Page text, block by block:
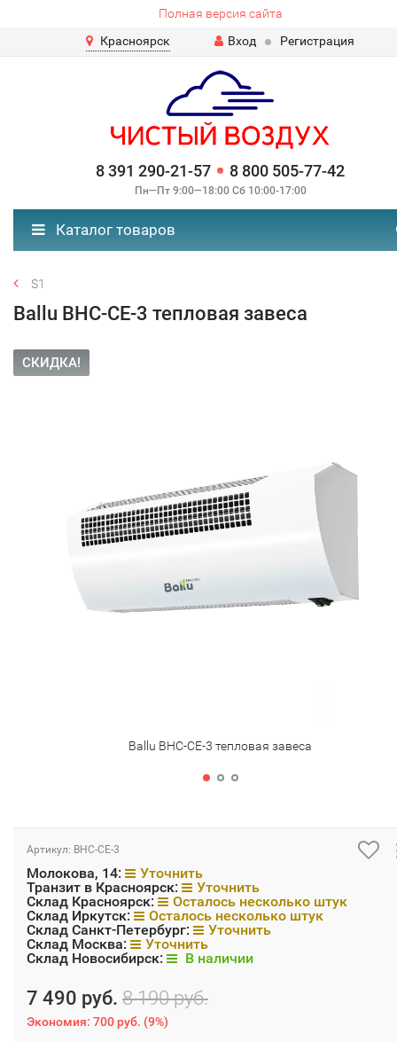
Полная версия сайта
Красноярск
Вход Регистрация
8 391 290-21-57 8 800 505-77-42
Пн—Пт 9:00—18:00 Сб 10:00-17:00
Каталог товаров
S1
Ballu BHC-CE-3 тепловая завеса
СКИДКА!
Ballu BHC-CE-3 тепловая завеса
Артикул: BHC-CE-3
Молокова, 14:
Уточнить
Транзит в Красноярск:
Уточнить
Склад Красноярск:
Осталось несколько штук
Склад Иркутск:
Осталось несколько штук
Склад Санкт-Петербург:
Уточнить
Склад Москва:
Уточнить
Склад Новосибирск:
В наличии
7 490 руб. 8 190 руб.
Экономия: 700 руб. (9%)